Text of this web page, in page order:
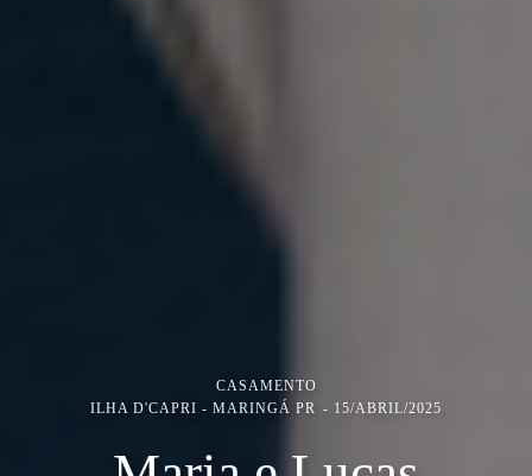
CASAMENTO
ILHA D'CAPRI - MARINGÁ PR
15/ABRIL/2025